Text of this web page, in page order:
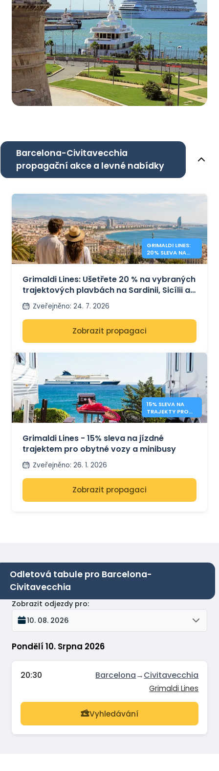
Barcelona-Civitavecchia
propagační akce a levné nabídky
GRIMALDI LINES:
20% SLEVA NA
TRAJEKTY ZE
Grimaldi Lines: Ušetřete 20 % na vybraných
trajektových plavbách na Sardinii, Sicílii a
do Španělska
Zveřejněno: 24. 7. 2026
Zobrazit propagaci
15% SLEVA NA
TRAJEKTY PRO
KARAVANY –
Grimaldi Lines - 15% sleva na jízdné
trajektem pro obytné vozy a minibusy
Zveřejněno: 26. 1. 2026
Zobrazit propagaci
Odletová tabule pro Barcelona-
Civitavecchia
Pondělí 10. Srpna 2026
Zobrazit odjezdy pro:
10. 08. 2026
20:30 Barcelona→Civitavecchia
Grimaldi Lines
Vyhledávání